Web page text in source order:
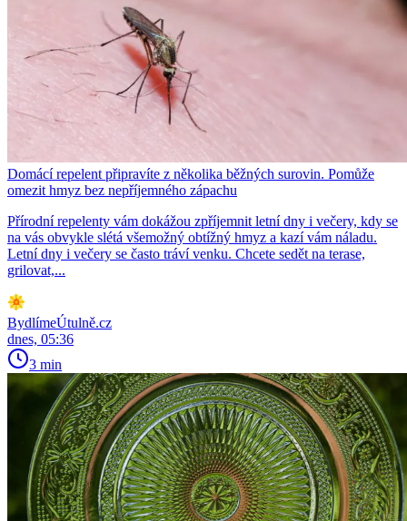
Domácí repelent připravíte z několika běžných surovin. Pomůže
omezit hmyz bez nepříjemného zápachu
Přírodní repelenty vám dokážou zpříjemnit letní dny i večery, kdy se
na vás obvykle slétá všemožný obtížný hmyz a kazí vám náladu.
Letní dny i večery se často tráví venku. Chcete sedět na terase,
grilovat,...
BydlímeÚtulně.cz
dnes, 05:36
3 min